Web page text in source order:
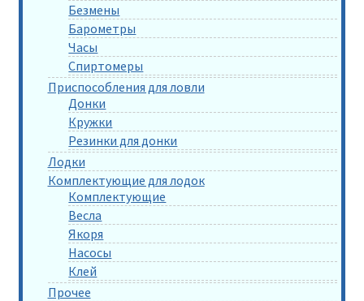
Безмены
Барометры
Часы
Спиртомеры
Приспособления для ловли
Донки
Кружки
Резинки для донки
Лодки
Комплектующие для лодок
Комплектующие
Весла
Якоря
Насосы
Клей
Прочее